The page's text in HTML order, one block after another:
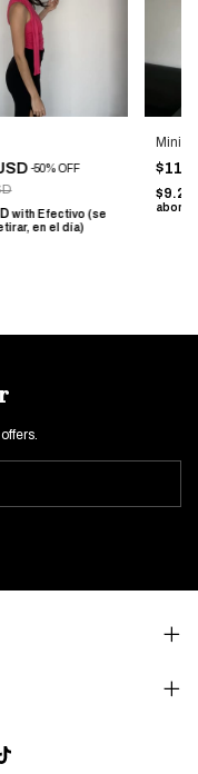
-50%OFF
with Efectivo (se
en el día)
Mini
$9.24
abona